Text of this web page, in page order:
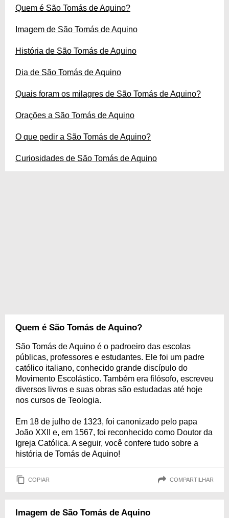
Quem é São Tomás de Aquino?
Imagem de São Tomás de Aquino
História de São Tomás de Aquino
Dia de São Tomás de Aquino
Quais foram os milagres de São Tomás de Aquino?
Orações a São Tomás de Aquino
O que pedir a São Tomás de Aquino?
Curiosidades de São Tomás de Aquino
Quem é São Tomás de Aquino?
São Tomás de Aquino é o padroeiro das escolas
públicas, professores e estudantes. Ele foi um padre
católico italiano, conhecido grande discípulo do
Movimento Escolástico. Também era filósofo, escreveu
diversos livros e suas obras são estudadas até hoje
nos cursos de Teologia.
Em 18 de julho de 1323, foi canonizado pelo papa
João XXII e, em 1567, foi reconhecido como Doutor da
Igreja Católica. A seguir, você confere tudo sobre a
história de Tomás de Aquino!
COPIAR COMPARTILHAR
Imagem de São Tomás de Aquino